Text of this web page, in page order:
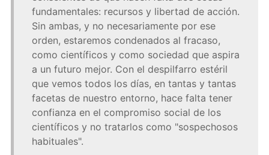
fundamentales: recursos y libertad de acción.
Sin ambas, y no necesariamente por ese
orden, estaremos condenados al fracaso,
como científicos y como sociedad que aspira
a un futuro mejor. Con el despilfarro estéril
que vemos todos los días, en tantas y tantas
facetas de nuestro entorno, hace falta tener
confianza en el compromiso social de los
científicos y no tratarlos como "sospechosos
habituales".